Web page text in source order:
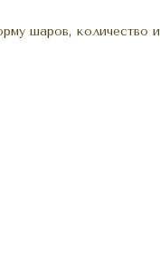
шаров, количество и